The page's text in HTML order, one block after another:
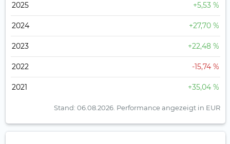
2025 +5,53 %
2024 +27,70 %
2023 +22,48 %
2022 -15,74 %
2021 +35,04 %
Stand: 06.08.2026. Performance angezeigt in EUR